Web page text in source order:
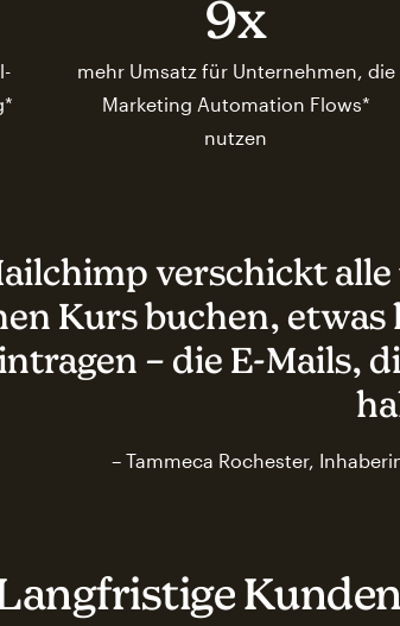
9x
mehr Umsatz für Unternehmen, die
Marketing Automation Flows*
nutzen
verschickt
Kurs buchen,
– die E-Mails,
– Tammeca Rochester,